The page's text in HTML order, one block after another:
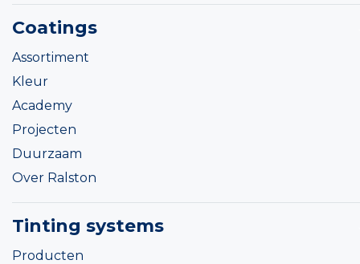
Coatings
Assortiment
Kleur
Academy
Projecten
Duurzaam
Over Ralston
Tinting systems
Producten